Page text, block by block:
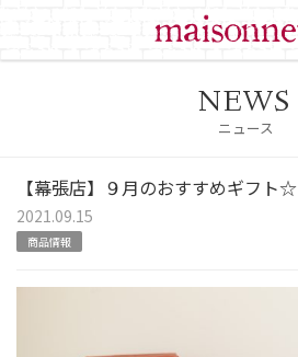
NEWS
ニュース
【幕張店】９月のおすすめギフト☆
2021.09.15
商品情報